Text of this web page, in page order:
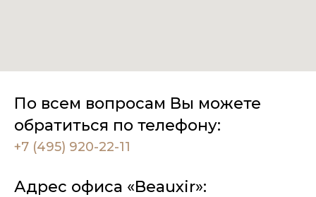
По всем вопросам Вы можете
обратиться по телефону:
+7 (495) 920-22-11
Адрес офиса «Beauxir»: